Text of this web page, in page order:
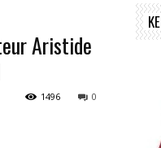
Aristide
0
1496